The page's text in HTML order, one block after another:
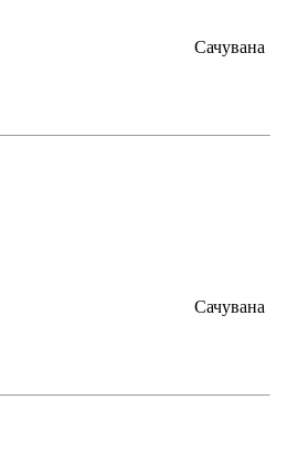
Сачувана
Сачувана